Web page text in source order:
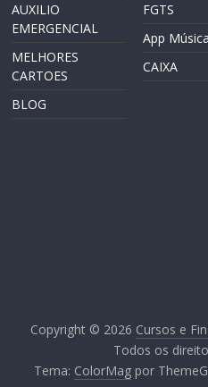
AUXILIO
EMERGENCIAL
MELHORES
CARTOES
BLOG
FGTS
App Música
CAIXA
Copyright © 2026 Cursos e
Todos os
Tema: ColorMag por